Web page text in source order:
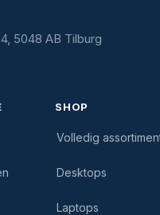
5048 AB Tilburg
SHOP
Volledig
Desktops
Laptops